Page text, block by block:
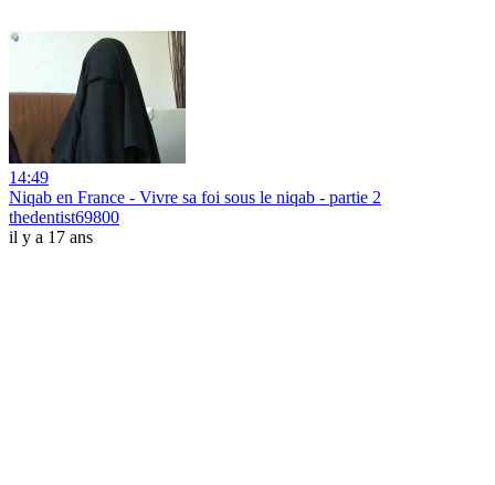
14:49
Niqab en France - Vivre sa foi sous le niqab - partie 2
thedentist69800
il y a 17 ans